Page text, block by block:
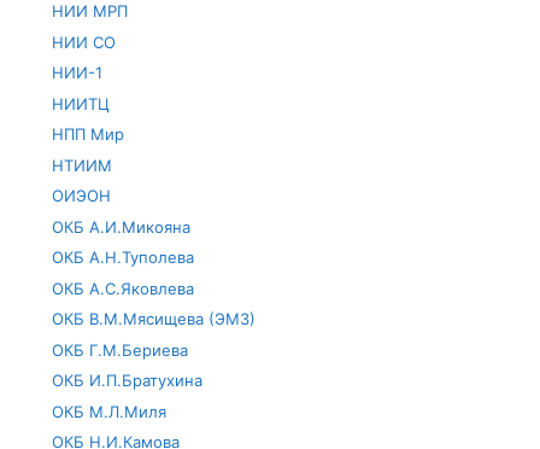
НИИ МРП
НИИ СО
НИИ-1
НИИТЦ
НПП Мир
НТИИМ
ОИЭОН
ОКБ А.И.Микояна
ОКБ А.Н.Туполева
ОКБ А.С.Яковлева
ОКБ В.М.Мясищева (ЭМЗ)
ОКБ Г.М.Бериева
ОКБ И.П.Братухина
ОКБ М.Л.Миля
ОКБ Н.И.Камова